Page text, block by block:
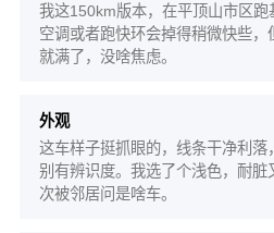
我这150km版本，在平顶山市区
空调或者跑快环会掉得稍微快些，
就满了，没啥焦虑。
外观
这车样子挺抓眼的，线条干净利落
别有辨识度。我选了个浅色，耐脏
次被邻居问是啥车。